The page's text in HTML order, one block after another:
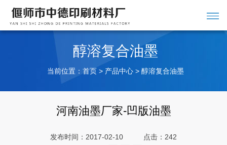
醇溶复合油墨
当前位置：首页 > 产品中心 >醇溶复合油墨
河南油墨厂家-凹版油墨
发布时间：2017-02-10
点击：242